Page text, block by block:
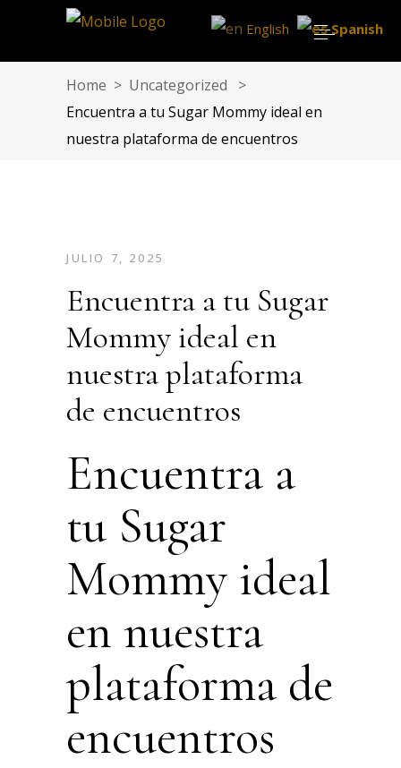
Home > Uncategorized
>
Encuentra a tu Sugar Mommy ideal en
nuestra plataforma de encuentros
JULIO 7, 2025
Encuentra a tu Sugar
Mommy ideal en
nuestra plataforma
de encuentros
Encuentra a
tu Sugar
Mommy ideal
en nuestra
plataforma de
encuentros
English Spanish